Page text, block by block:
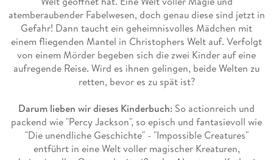
atemberaubender Fabelwesen, doch genau diese sind jetzt in
Gefahr! Dann taucht ein geheimnisvolles Mädchen mit
einem fliegenden Mantel in Christophers Welt auf. Verfolgt
von einem Mörder begeben sich die zwei Kinder auf eine
aufregende Reise. Wird es ihnen gelingen, beide Welten zu
retten, bevor es zu spät ist?
Darum lieben wir dieses Kinderbuch: So actionreich und
packend wie "Percy Jackson", so episch und fantasievoll wie
"Die unendliche Geschichte" - "Impossible Creatures"
entführt in eine Welt voller magischer Kreaturen,